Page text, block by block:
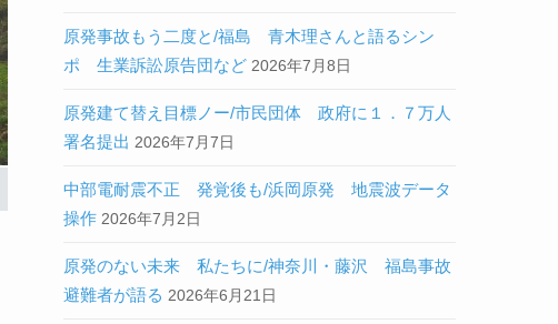
原発事故もう二度と/福島 青木理さんと語るシン
ポ 生業訴訟原告団など 2026年7月8日
原発建て替え目標ノー/市民団体 政府に１．７万人
署名提出 2026年7月7日
中部電耐震不正 発覚後も/浜岡原発 地震波データ
操作 2026年7月2日
原発のない未来 私たちに/神奈川・藤沢 福島事故
避難者が語る 2026年6月21日